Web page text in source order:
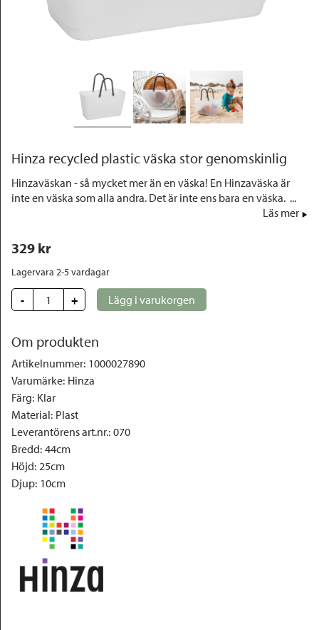
Hinza recycled plastic väska stor genomskinlig
Hinzaväskan - så mycket mer än en väska! En Hinzaväska är
inte en väska som alla andra. Det är inte ens bara en väska. ...
Läs mer
329 kr
Lagervara 2-5 vardagar
- + Lägg i varukorgen
Om produkten
Artikelnummer: 1000027890
Varumärke: Hinza
Färg: Klar
Material: Plast
Leverantörens art.nr.: 070
Bredd: 44cm
Höjd: 25cm
Djup: 10cm